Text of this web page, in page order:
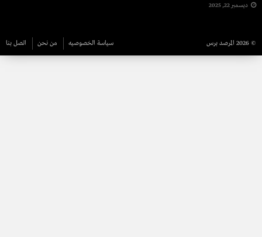
ديسمبر 22, 2025
© 2026 المرصد برس سياسة الخصوصيه من نحن اتصل بنا